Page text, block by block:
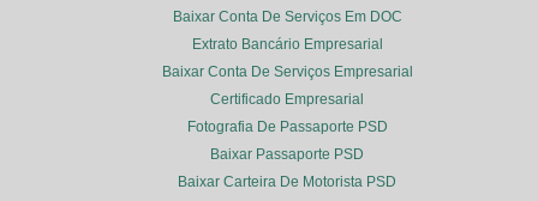
Baixar Conta De Serviços Em DOC
Extrato Bancário Empresarial
Baixar Conta De Serviços Empresarial
Certificado Empresarial
Fotografia De Passaporte PSD
Baixar Passaporte PSD
Baixar Carteira De Motorista PSD